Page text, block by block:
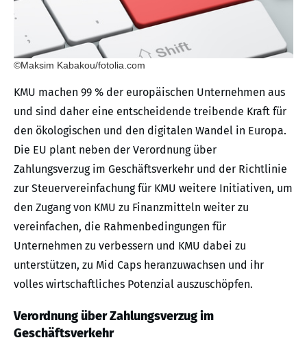
©Maksim Kabakou/fotolia.com
KMU machen 99 % der europäischen Unternehmen aus
und sind daher eine entscheidende treibende Kraft für
den ökologischen und den digitalen Wandel in Europa.
Die EU plant neben der Verordnung über
Zahlungsverzug im Geschäftsverkehr und der Richtlinie
zur Steuervereinfachung für KMU weitere Initiativen, um
den Zugang von KMU zu Finanzmitteln weiter zu
vereinfachen, die Rahmenbedingungen für
Unternehmen zu verbessern und KMU dabei zu
unterstützen, zu Mid Caps heranzuwachsen und ihr
volles wirtschaftliches Potenzial auszuschöpfen.
Verordnung über Zahlungsverzug im
Geschäftsverkehr